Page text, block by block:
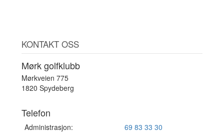
KONTAKT OSS
Mørk golfklubb
Mørkveien 775
1820 Spydeberg
Telefon
Administrasjon:
69 83 33 30